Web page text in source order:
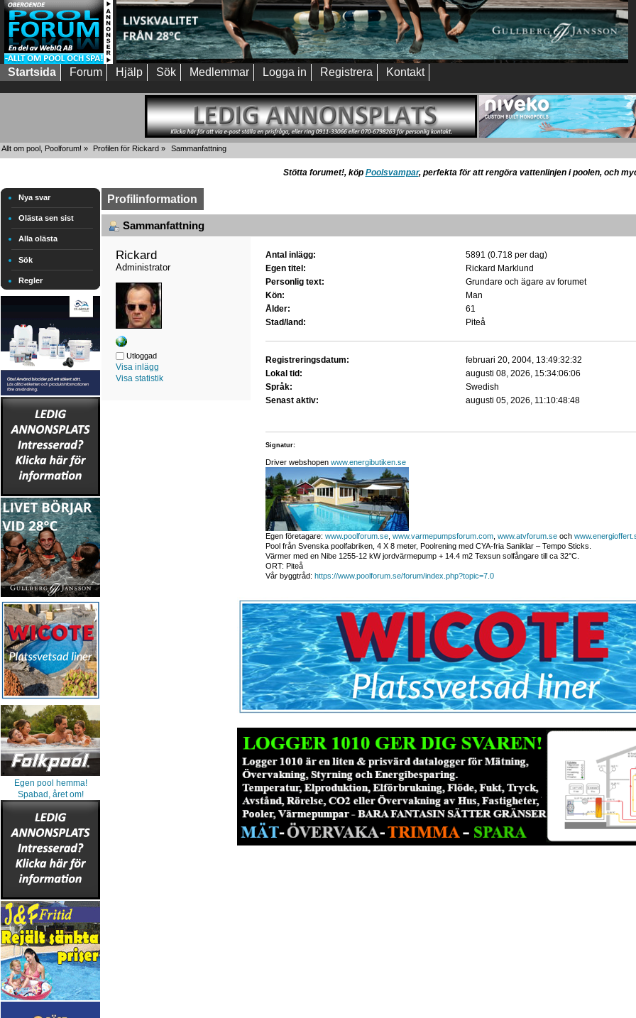
Startsida Forum Hjälp Sök Medlemmar Logga in Registrera Kontakt
Allt om pool, Poolforum! » Profilen för Rickard » Sammanfattning
Stötta forumet!, köp Poolsvampar, perfekta för att rengöra vattenlinjen i poolen, och
Nya svar
Olästa sen sist
Alla olästa
Sök
Regler
Egen pool hemma!
Spabad, året om!
Profilinformation
Sammanfattning
Rickard
Administrator
Utloggad
Visa inlägg
Visa statistik
Antal inlägg:
5891 (0.718 per dag)
Egen titel:
Rickard Marklund
Personlig text:
Grundare och ägare av forumet
Kön:
Man
Ålder:
61
Stad/land:
Piteå
Registreringsdatum:
februari 20, 2004, 13:49:32:32
Lokal tid:
augusti 08, 2026, 15:34:06:06
Språk:
Swedish
Senast aktiv:
augusti 05, 2026, 11:10:48:48
Signatur:
Driver webshopen www.energibutiken.se
Egen företagare: www.poolforum.se, www.varmepumpsforum.com, www.atvforum.seoch
Pool från Svenska poolfabriken, 4 X 8 meter, Poolrening med CYA-fria Saniklar – Tempo Sticks.
Värmer med en Nibe 1255-12 kW jordvärmepump + 14.4 m2 Texsun solfångare till ca 32°C.
ORT: Piteå
Vår byggtråd: https://www.poolforum.se/forum/index.php?topic=7.0